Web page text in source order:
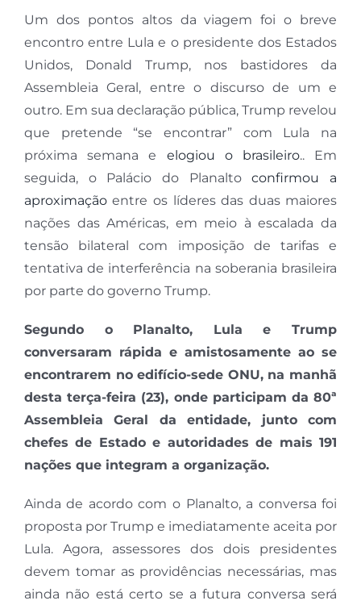
Um dos pontos altos da viagem foi o breve
encontro entre Lula e o presidente dos Estados
Unidos, Donald Trump, nos bastidores da
Assembleia Geral, entre o discurso de um e
outro. Em sua declaração pública, Trump revelou
que pretende “se encontrar” com Lula na
próxima semana e elogiou o brasileiro.. Em
seguida, o Palácio do Planaltoconfirmou a
aproximaçãoentre os líderes das duas maiores
nações das Américas, em meio à escalada da
tensão bilateral com imposição de tarifas e
tentativa de interferência na soberania brasileira
por parte do governo Trump.
Segundo o Planalto, Lula e Trump
conversaram rápida e amistosamente ao se
encontrarem no edifício-sede ONU, na manhã
desta terça-feira (23), onde participam da 80ª
Assembleia Geral da entidade, junto com
chefes de Estado e autoridades de mais 191
nações que integram a organização.
Ainda de acordo com o Planalto, a conversa foi
proposta por Trump e imediatamente aceita por
Lula. Agora, assessores dos dois presidentes
devem tomar as providências necessárias, mas
ainda não está certo se a futura conversa será